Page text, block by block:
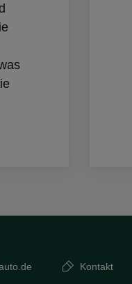
Kontakt